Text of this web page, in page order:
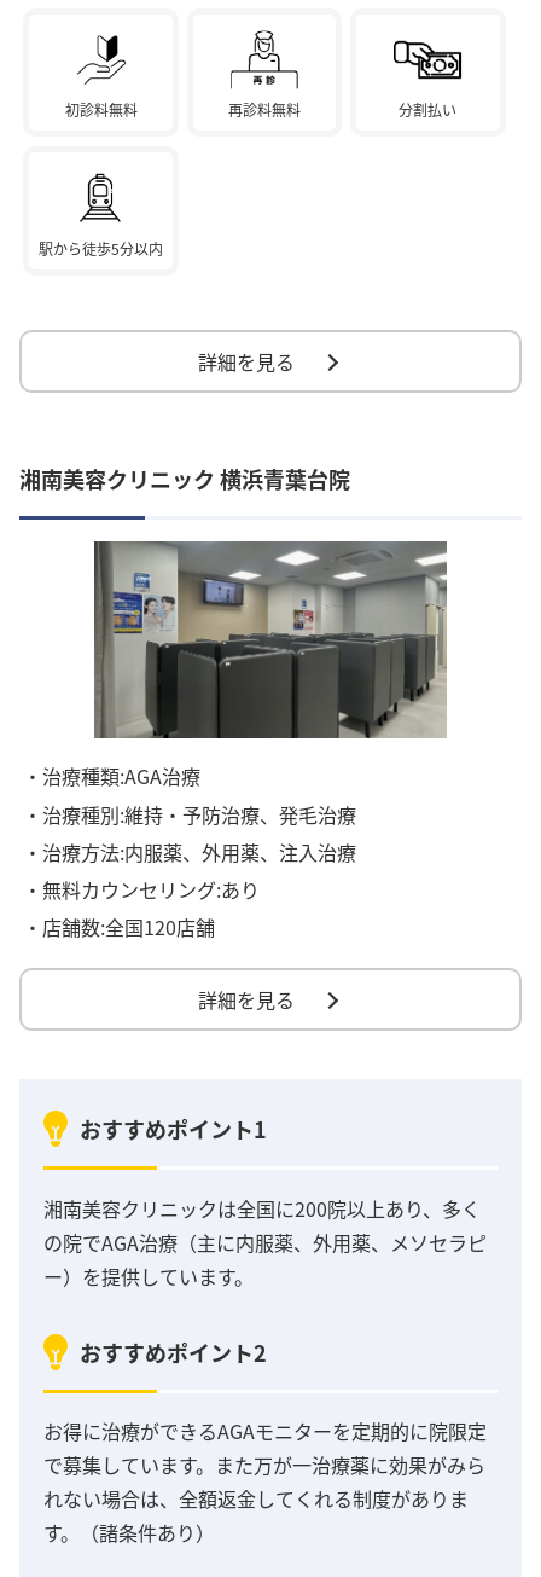
初診料無料 再診料無料 分割払い
駅から徒歩5分以内
詳細を見る
湘南美容クリニック 横浜青葉台院
・治療種類:AGA治療
・治療種別:維持・予防治療、発毛治療
・治療方法:内服薬、外用薬、注入治療
・無料カウンセリング:あり
・店舗数:全国120店舗
詳細を見る
おすすめポイント1
湘南美容クリニックは全国に200院以上あり、多く
の院でAGA治療（主に内服薬、外用薬、メソセラピ
ー）を提供しています。
おすすめポイント2
お得に治療ができるAGAモニターを定期的に院限定
で募集しています。また万が一治療薬に効果がみら
れない場合は、全額返金してくれる制度がありま
す。（諸条件あり）